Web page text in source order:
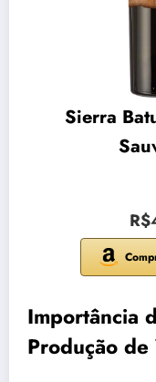
Sierra
Importância
Produção